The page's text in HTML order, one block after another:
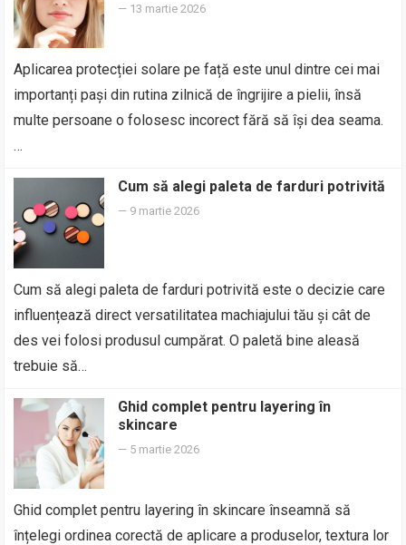
— 13 martie 2026
Aplicarea protecției solare pe față este unul dintre cei mai
importanți pași din rutina zilnică de îngrijire a pielii, însă
multe persoane o folosesc incorect fără să își dea seama.
…
Cum să alegi paleta de farduri potrivită
— 9 martie 2026
Cum să alegi paleta de farduri potrivită este o decizie care
influențează direct versatilitatea machiajului tău și cât de
des vei folosi produsul cumpărat. O paletă bine aleasă
trebuie să…
Ghid complet pentru layering în
skincare
— 5 martie 2026
Ghid complet pentru layering în skincare înseamnă să
înțelegi ordinea corectă de aplicare a produselor, textura lor